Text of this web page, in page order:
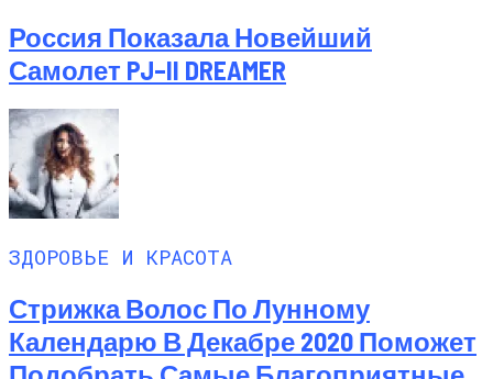
Россия Показала Новейший
Самолет PJ–II DREAMER
ЗДОРОВЬЕ И КРАСОТА
Стрижка Волос По Лунному
Календарю В Декабре 2020 Поможет